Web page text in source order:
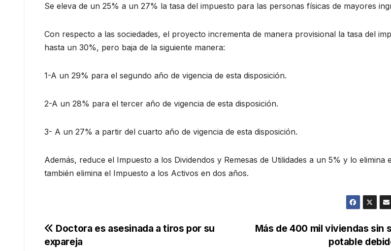
Se eleva de un 25% a un 27% la tasa del impuesto para las personas físicas de mayores
Con respecto a las sociedades, el proyecto incrementa de manera provisional la tasa del
hasta un 30%, pero baja de la siguiente manera:
1-A un 29% para el segundo año de vigencia de esta disposición.
2-A un 28% para el tercer año de vigencia de esta disposición.
3- A un 27% a partir del cuarto año de vigencia de esta disposición.
Además, reduce el Impuesto a los Dividendos y Remesas de Utilidades a un 5% y lo elimina
también elimina el Impuesto a los Activos en dos años.
Navegación
Más de 400 mil viviendas sin
potable
Doctora es asesinada a tiros por su
expareja